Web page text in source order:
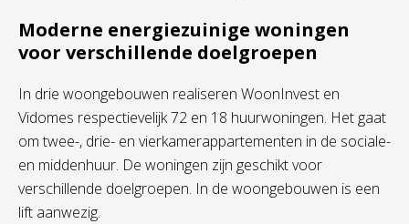
Moderne energiezuinige woningen
voor verschillende doelgroepen
In drie woongebouwen realiseren WoonInvest en
Vidomes respectievelijk 72 en 18 huurwoningen. Het gaat
om twee-, drie- en vierkamerappartementen in de sociale-
en middenhuur. De woningen zijn geschikt voor
verschillende doelgroepen. In de woongebouwen is een
lift aanwezig.